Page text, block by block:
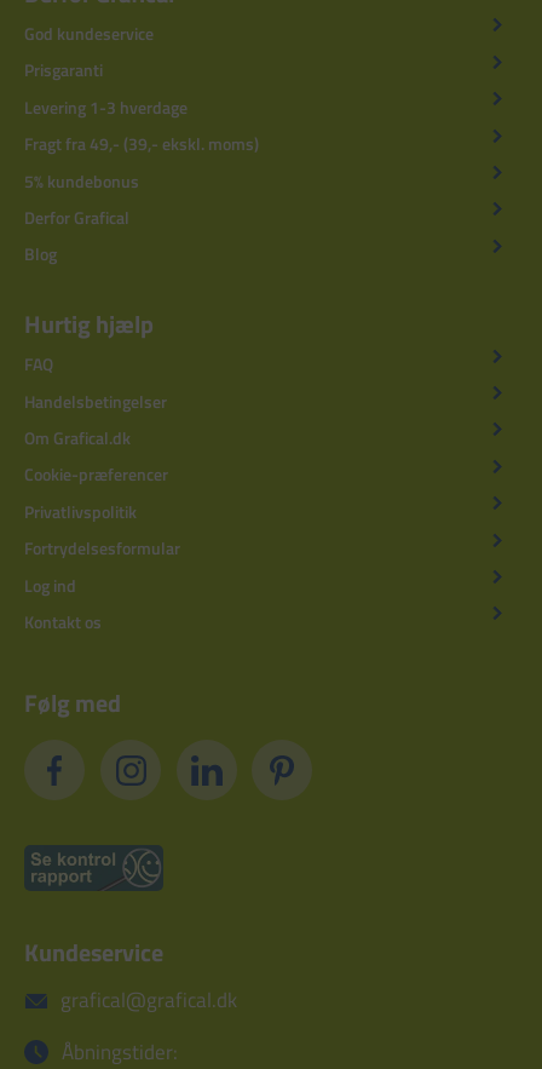
God kundeservice
Prisgaranti
Levering 1-3 hverdage
Fragt fra 49,- (39,- ekskl. moms)
5% kundebonus
Derfor Grafical
Blog
Hurtig hjælp
FAQ
Handelsbetingelser
Om Grafical.dk
Cookie-præferencer
Privatlivspolitik
Fortrydelsesformular
Log ind
Kontakt os
Følg med
Kundeservice
grafical@grafical.dk
Åbningstider: